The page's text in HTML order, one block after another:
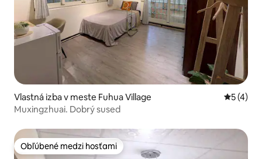
Vlastná izba v meste Fuhua Village
5 (4)
Muxingzhuai. Dobrý sused
Obľúbené medzi hosťami
Obľúbené medzi hosťami